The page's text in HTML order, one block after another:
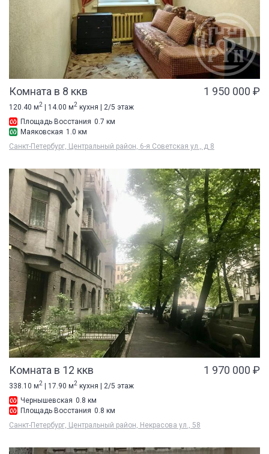
Комната в 8 ккв 1 950 000 ₽
120.40 м2 | 14.00 м2 кухня | 2/5 этаж
Площадь Восстания 0.7 км
Маяковская 1.0 км
Санкт-Петербург, Центральный район, 6-я Советская ул., д 8
Комната в 12 ккв 1 970 000 ₽
338.10 м2 | 17.90 м2 кухня | 2/5 этаж
Чернышевская 0.8 км
Площадь Восстания 0.8 км
Санкт-Петербург, Центральный район, Некрасова ул., 58